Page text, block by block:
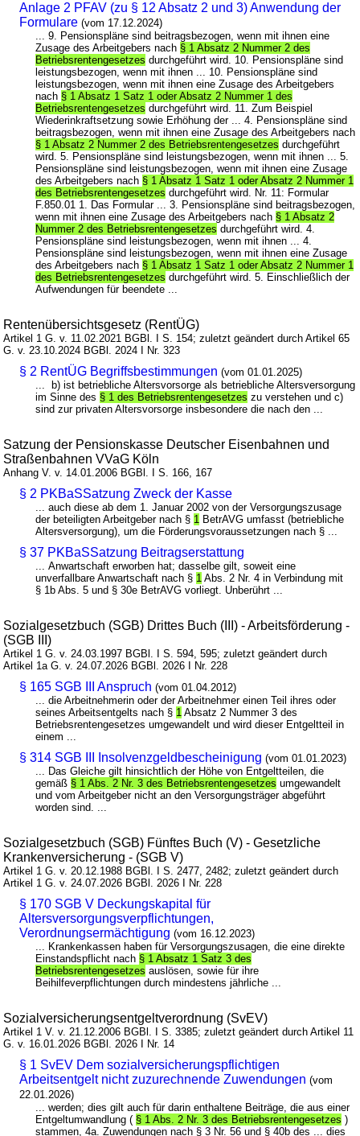
Anlage 2 PFAV (zu § 12 Absatz 2 und 3) Anwendung der
Formulare (vom 17.12.2024)
... 9. Pensionspläne sind beitragsbezogen, wenn mit ihnen eine
Zusage des Arbeitgebers nach § 1 Absatz 2 Nummer 2 des
Betriebsrentengesetzes durchgeführt wird. 10. Pensionspläne sind
leistungsbezogen, wenn mit ihnen ... 10. Pensionspläne sind
leistungsbezogen, wenn mit ihnen eine Zusage des Arbeitgebers
nach § 1 Absatz 1 Satz 1 oder Absatz 2 Nummer 1 des
Betriebsrentengesetzes durchgeführt wird. 11. Zum Beispiel
Wiederinkraftsetzung sowie Erhöhung der ... 4. Pensionspläne sind
beitragsbezogen, wenn mit ihnen eine Zusage des Arbeitgebers nach
§ 1 Absatz 2 Nummer 2 des Betriebsrentengesetzes durchgeführt
wird. 5. Pensionspläne sind leistungsbezogen, wenn mit ihnen ... 5.
Pensionspläne sind leistungsbezogen, wenn mit ihnen eine Zusage
des Arbeitgebers nach § 1 Absatz 1 Satz 1 oder Absatz 2 Nummer 1
des Betriebsrentengesetzes durchgeführt wird. Nr. 11: Formular
F.850.01 1. Das Formular ... 3. Pensionspläne sind beitragsbezogen,
wenn mit ihnen eine Zusage des Arbeitgebers nach § 1 Absatz 2
Nummer 2 des Betriebsrentengesetzes durchgeführt wird. 4.
Pensionspläne sind leistungsbezogen, wenn mit ihnen ... 4.
Pensionspläne sind leistungsbezogen, wenn mit ihnen eine Zusage
des Arbeitgebers nach § 1 Absatz 1 Satz 1 oder Absatz 2 Nummer 1
des Betriebsrentengesetzes durchgeführt wird. 5. Einschließlich der
Aufwendungen für beendete ...
Rentenübersichtsgesetz (RentÜG)
Artikel 1 G. v. 11.02.2021 BGBl. I S. 154; zuletzt geändert durch Artikel 65
G. v. 23.10.2024 BGBl. 2024 I Nr. 323
§ 2 RentÜG Begriffsbestimmungen (vom 01.01.2025)
... b) ist betriebliche Altersvorsorge als betriebliche Altersversorgung
im Sinne des § 1 des Betriebsrentengesetzes zu verstehen und c)
sind zur privaten Altersvorsorge insbesondere die nach den ...
Satzung der Pensionskasse Deutscher Eisenbahnen und
Straßenbahnen VVaG Köln
Anhang V. v. 14.01.2006 BGBl. I S. 166, 167
§ 2 PKBaSSatzung Zweck der Kasse
... auch diese ab dem 1. Januar 2002 von der Versorgungszusage
der beteiligten Arbeitgeber nach § 1 BetrAVG umfasst (betriebliche
Altersversorgung), um die Förderungsvoraussetzungen nach § ...
§ 37 PKBaSSatzung Beitragserstattung
... Anwartschaft erworben hat; dasselbe gilt, soweit eine
unverfallbare Anwartschaft nach § 1 Abs. 2 Nr. 4 in Verbindung mit
§ 1b Abs. 5 und § 30e BetrAVG vorliegt. Unberührt ...
Sozialgesetzbuch (SGB) Drittes Buch (III) - Arbeitsförderung -
(SGB III)
Artikel 1 G. v. 24.03.1997 BGBl. I S. 594, 595; zuletzt geändert durch
Artikel 1a G. v. 24.07.2026 BGBl. 2026 I Nr. 228
§ 165 SGB III Anspruch (vom 01.04.2012)
... die Arbeitnehmerin oder der Arbeitnehmer einen Teil ihres oder
seines Arbeitsentgelts nach § 1 Absatz 2 Nummer 3 des
Betriebsrentengesetzes umgewandelt und wird dieser Entgeltteil in
einem ...
§ 314 SGB III Insolvenzgeldbescheinigung (vom 01.01.2023)
... Das Gleiche gilt hinsichtlich der Höhe von Entgeltteilen, die
gemäß § 1 Abs. 2 Nr. 3 des Betriebsrentengesetzes umgewandelt
und vom Arbeitgeber nicht an den Versorgungsträger abgeführt
worden sind. ...
Sozialgesetzbuch (SGB) Fünftes Buch (V) - Gesetzliche
Krankenversicherung - (SGB V)
Artikel 1 G. v. 20.12.1988 BGBl. I S. 2477, 2482; zuletzt geändert durch
Artikel 1 G. v. 24.07.2026 BGBl. 2026 I Nr. 228
§ 170 SGB V Deckungskapital für
Altersversorgungsverpflichtungen,
Verordnungsermächtigung (vom 16.12.2023)
... Krankenkassen haben für Versorgungszusagen, die eine direkte
Einstandspflicht nach § 1 Absatz 1 Satz 3 des
Betriebsrentengesetzes auslösen, sowie für ihre
Beihilfeverpflichtungen durch mindestens jährliche ...
Sozialversicherungsentgeltverordnung (SvEV)
Artikel 1 V. v. 21.12.2006 BGBl. I S. 3385; zuletzt geändert durch Artikel 11
G. v. 16.01.2026 BGBl. 2026 I Nr. 14
§ 1 SvEV Dem sozialversicherungspflichtigen
Arbeitsentgelt nicht zuzurechnende Zuwendungen (vom
22.01.2026)
... werden; dies gilt auch für darin enthaltene Beiträge, die aus einer
Entgeltumwandlung ( § 1 Abs. 2 Nr. 3 des Betriebsrentengesetzes )
stammen, 4a. Zuwendungen nach § 3 Nr. 56 und § 40b des ... dies